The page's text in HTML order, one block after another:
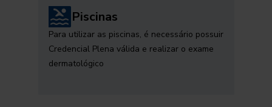
Piscinas
Para utilizar as piscinas, é necessário possuir
Credencial Plena válida e realizar o exame
dermatológico